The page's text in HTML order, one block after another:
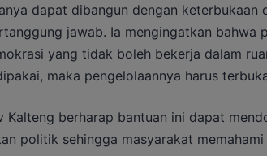
dapat dibangun dengan keterbukaan
jawab. Ia mengingatkan bahwa
yang tidak boleh bekerja dalam
maka pengelolaannya harus
Kalteng berharap bantuan ini dapat
politik sehingga masyarakat